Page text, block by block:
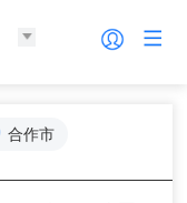
合作市